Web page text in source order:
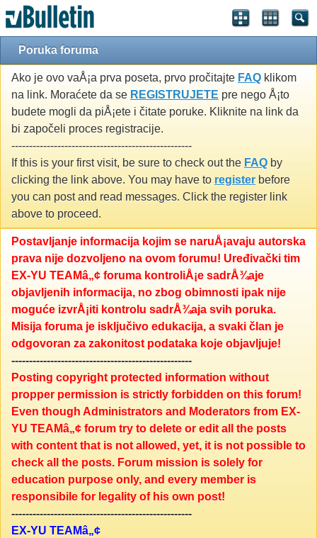
Poruka foruma
Ako je ovo vaÅ¡a prva poseta, prvo pročitajte FAQ klikom
na link. Moraćete da se REGISTRUJETE pre nego Å¡to
budete mogli da piÅ¡ete i čitate poruke. Kliknite na link da
bi započeli proces registracije.
---------------------------------------------------
If this is your first visit, be sure to check out the FAQ by
clicking the link above. You may have to register before
you can post and read messages. Click the register link
above to proceed.
Postavljanje informacija kojim se naruÅ¡avaju autorska
prava nije dozvoljeno na ovom forumu! Uređivački tim
EX-YU TEAMâ„¢ foruma kontroliÅ¡e sadrÅ¾aje
objavljenih informacija, no zbog obimnosti ipak nije
moguće izvrÅ¡iti kontrolu sadrÅ¾aja svih poruka.
Misija foruma je isključivo edukacija, a svaki član je
odgovoran za zakonitost podataka koje objavljuje!
---------------------------------------------------
Posting copyright protected information without
propper permission is strictly forbidden on this forum!
Even though Administrators and Moderators from EX-
YU TEAMâ„¢ forum try to delete or edit all the posts
with content that is not allowed, yet, it is not possible to
check all the posts. Forum mission is solely for
education purpose only, and every member is
responsibile for legality of his own post!
---------------------------------------------------
EX-YU TEAMâ„¢